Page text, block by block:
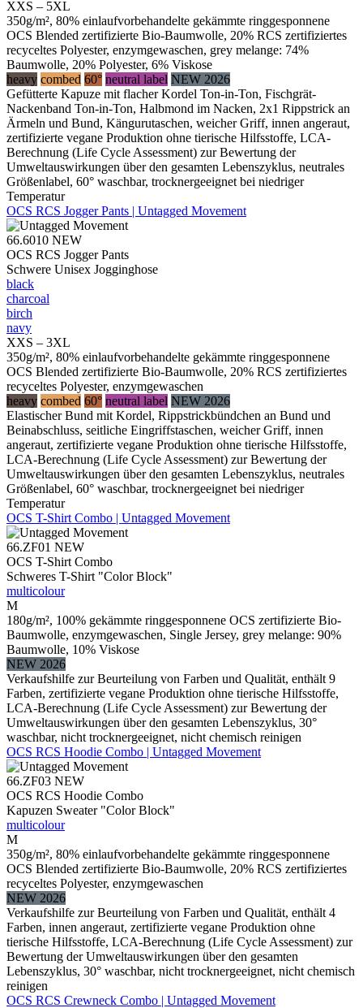
XXS – 5XL
350g/m², 80% einlaufvorbehandelte gekämmte ringgesponnene
OCS Blended zertifizierte Bio-Baumwolle, 20% RCS zertifiziertes
recyceltes Polyester, enzymgewaschen, grey melange: 74%
Baumwolle, 20% Polyester, 6% Viskose
heavy combed 60° neutral label NEW 2026
Gefütterte Kapuze mit flacher Kordel Ton-in-Ton, Fischgrät-
Nackenband Ton-in-Ton, Halbmond im Nacken, 2x1 Rippstrick an
Ärmeln und Bund, Kängurutaschen, weicher Griff, innen angeraut,
zertifizierte vegane Produktion ohne tierische Hilfsstoffe, LCA-
Berechnung (Life Cycle Assessment) zur Bewertung der
Umweltauswirkungen über den gesamten Lebenszyklus, neutrales
Größenlabel, 60° waschbar, trocknergeeignet bei niedriger
Temperatur
OCS RCS Jogger Pants | Untagged Movement
66.6010 NEW
OCS RCS Jogger Pants
Schwere Unisex Jogginghose
black
charcoal
birch
navy
XXS – 3XL
350g/m², 80% einlaufvorbehandelte gekämmte ringgesponnene
OCS Blended zertifizierte Bio-Baumwolle, 20% RCS zertifiziertes
recyceltes Polyester, enzymgewaschen
heavy combed 60° neutral label NEW 2026
Elastischer Bund mit Kordel, Rippstrickbündchen an Bund und
Beinabschluss, seitliche Eingriffstaschen, weicher Griff, innen
angeraut, zertifizierte vegane Produktion ohne tierische Hilfsstoffe,
LCA-Berechnung (Life Cycle Assessment) zur Bewertung der
Umweltauswirkungen über den gesamten Lebenszyklus, neutrales
Größenlabel, 60° waschbar, trocknergeeignet bei niedriger
Temperatur
OCS T-Shirt Combo | Untagged Movement
66.ZF01 NEW
OCS T-Shirt Combo
Schweres T-Shirt "Color Block"
multicolour
M
180g/m², 100% gekämmte ringgesponnene OCS zertifizierte Bio-
Baumwolle, enzymgewaschen, Single Jersey, grey melange: 90%
Baumwolle, 10% Viskose
NEW 2026
Verkaufshilfe zur Beurteilung von Farben und Qualität, enthält 9
Farben, zertifizierte vegane Produktion ohne tierische Hilfsstoffe,
LCA-Berechnung (Life Cycle Assessment) zur Bewertung der
Umweltauswirkungen über den gesamten Lebenszyklus, 30°
waschbar, nicht trocknergeeignet, nicht chemisch reinigen
OCS RCS Hoodie Combo | Untagged Movement
66.ZF03 NEW
OCS RCS Hoodie Combo
Kapuzen Sweater "Color Block"
multicolour
M
350g/m², 80% einlaufvorbehandelte gekämmte ringgesponnene
OCS Blended zertifizierte Bio-Baumwolle, 20% RCS zertifiziertes
recyceltes Polyester, enzymgewaschen
NEW 2026
Verkaufshilfe zur Beurteilung von Farben und Qualität, enthält 4
Farben, innen angeraut, zertifizierte vegane Produktion ohne
tierische Hilfsstoffe, LCA-Berechnung (Life Cycle Assessment) zur
Bewertung der Umweltauswirkungen über den gesamten
Lebenszyklus, 30° waschbar, nicht trocknergeeignet, nicht chemisch
reinigen
OCS RCS Crewneck Combo | Untagged Movement